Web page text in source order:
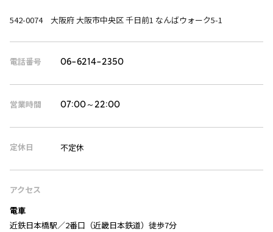
542-0074 大阪府 大阪市中央区 千日前1 なんばウォーク5-1
電話番号 06-6214-2350
営業時間 07:00～22:00
定休日 不定休
アクセス
電車
近鉄日本橋駅／2番口（近畿日本鉄道）徒歩7分